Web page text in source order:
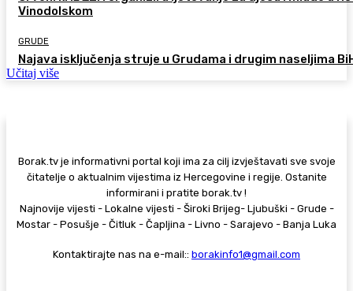
Vinodolskom
GRUDE
Najava isključenja struje u Grudama i drugim naseljima
Učitaj više
Borak.tv je informativni portal koji ima za cilj izvještavati sve svoje
čitatelje o aktualnim vijestima iz Hercegovine i regije. Ostanite
informirani i pratite borak.tv !
Najnovije vijesti - Lokalne vijesti - Široki Brijeg- Ljubuški - Grude -
Mostar - Posušje - Čitluk - Čapljina - Livno - Sarajevo - Banja Luka
Kontaktirajte nas na e-mail:: borakinfo1@gmail.com